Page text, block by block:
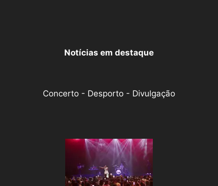
Notícias em destaque
Concerto - Desporto - Divulgação